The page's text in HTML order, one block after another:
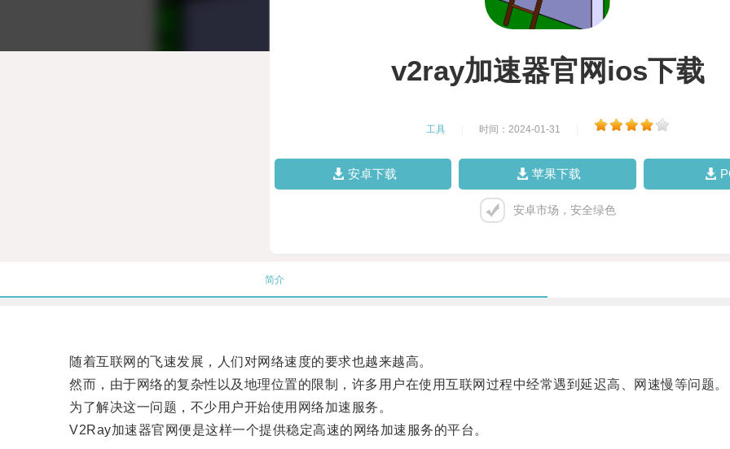
v2ray加速器官网ios下载
工具 时间：2024-01-31
安卓下载 苹果下载
安卓市场，安全绿色
简介
随着互联网的飞速发展，人们对网络速度的要求也越来越高。
然而，由于网络的复杂性以及地理位置的限制，许多用户在使用互联网过程中经常遇到延迟高、网速慢等问题。
为了解决这一问题，不少用户开始使用网络加速服务。
V2Ray加速器官网便是这样一个提供稳定高速的网络加速服务的平台。